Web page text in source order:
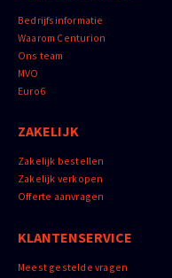
Bedrijfsinformatie
Waarom Centurion
Ons team
MVO
Euro6
ZAKELIJK
Zakelijk bestellen
Zakelijk verkopen
Offerte aanvragen
KLANTENSERVICE
Meest gestelde vragen